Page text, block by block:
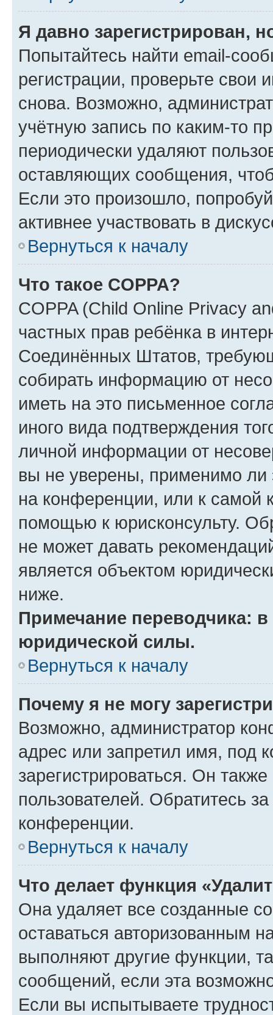
Я давно зарегистрирован,
Попытайтесь найти email-
регистрации, проверьте свои
снова. Возможно,
учётную запись по каким-то
периодически удаляют
оставляющих сообщения,
Если это произошло,
активнее участвовать в
Вернуться к началу
Что такое COPPA?
COPPA (Child Online Privacy
частных прав ребёнка в
Соединённых Штатов,
собирать информацию от
иметь на это письменное
иного вида подтверждения
личной информации от
вы не уверены, применимо ли
на конференции, или к самой
помощью к юрисконсульту.
не может давать
является объектом
ниже.
Примечание переводчика:
юридической силы.
Вернуться к началу
Почему я не могу
Возможно, администратор
адрес или запретил имя, под
зарегистрироваться. Он
пользователей. Обратитесь
конференции.
Вернуться к началу
Что делает функция
Она удаляет все созданные
оставаться авторизованным
выполняют другие функции,
сообщений, если эта
Если вы испытываете